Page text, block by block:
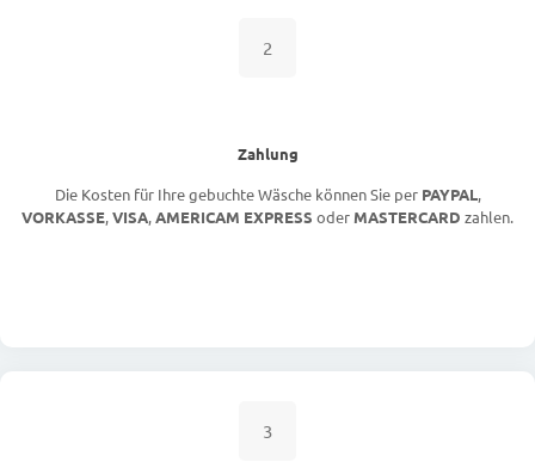
2
Zahlung
Die Kosten für Ihre gebuchte Wäsche können Sie per PAYPAL,
VORKASSE,VISA,AMERICAM EXPRESS oder MASTERCARD zahlen.
3